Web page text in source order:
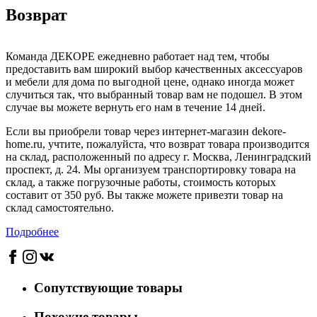
Возврат
Команда ДЕКОРЕ ежедневно работает над тем, чтобы
предоставить вам широкий выбор качественных аксессуаров
и мебели для дома по выгодной цене, однако иногда может
случиться так, что выбранный товар вам не подошел. В этом
случае вы можете вернуть его нам в течение 14 дней.
Если вы приобрели товар через интернет-магазин dekore-
home.ru, учтите, пожалуйста, что возврат товара производится
на склад, расположенный по адресу г. Москва, Ленинградский
проспект, д. 24. Мы организуем транспортировку товара на
склад, а также погрузочные работы, стоимость которых
составит от 350 руб. Вы также можете привезти товар на
склад самостоятельно.
Подробнее
Сопутствующие товары